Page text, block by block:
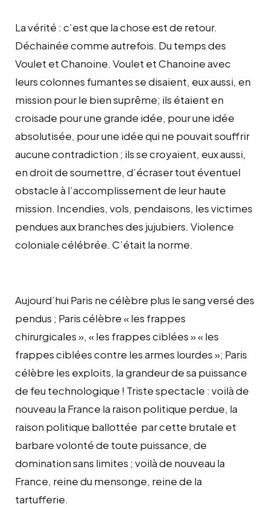
La vérité : c’est que la chose est de retour.
Déchainée comme autrefois. Du temps des
Voulet et Chanoine. Voulet et Chanoine avec
leurs colonnes fumantes se disaient, eux aussi, en
mission pour le bien suprême; ils étaient en
croisade pour une grande idée, pour une idée
absolutisée, pour une idée qui ne pouvait souffrir
aucune contradiction ; ils se croyaient, eux aussi,
en droit de soumettre, d’écraser tout éventuel
obstacle à l’accomplissement de leur haute
mission. Incendies, vols, pendaisons, les victimes
pendues aux branches des jujubiers. Violence
coloniale célébrée. C’était la norme.
Aujourd’hui Paris ne célèbre plus le sang versé des
pendus ; Paris célèbre « les frappes
chirurgicales », « les frappes ciblées » « les
frappes ciblées contre les armes lourdes »; Paris
célèbre les exploits, la grandeur de sa puissance
de feu technologique ! Triste spectacle : voilà de
nouveau la France la raison politique perdue, la
raison politique ballottée par cette brutale et
barbare volonté de toute puissance, de
domination sans limites ; voilà de nouveau la
France, reine du mensonge, reine de la
tartufferie.